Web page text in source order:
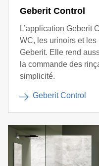
Geberit Control
L’application Geberit
WC, les urinoirs et
Geberit. Elle rend
la commande des
simplicité.
Geberit Control